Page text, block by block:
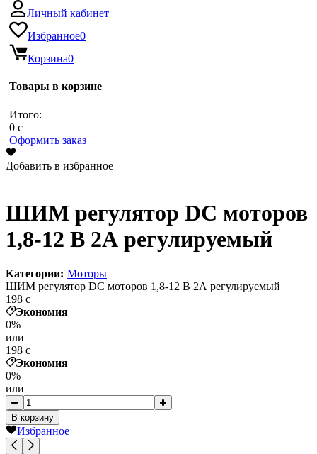
Личный кабинет
Избранное0
Корзина0
Товары в корзине
Итого:
0 c
Оформить заказ
Добавить в избранное
ШИМ регулятор DC моторов
1,8-12 В 2А регулируемый
Категории: Моторы
ШИМ регулятор DC моторов 1,8-12 В 2А регулируемый
198 c
Экономия
0%
или
198 c
Экономия
0%
или
В корзину
Избранное